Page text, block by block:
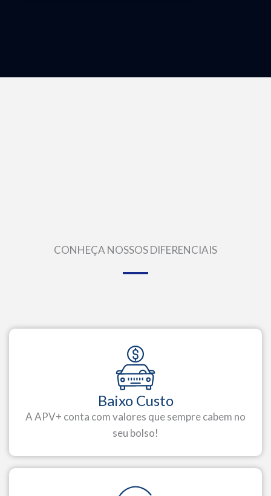
CONHEÇA NOSSOS DIFERENCIAIS
Baixo Custo
A APV+ conta com valores que sempre cabem no
seu bolso!